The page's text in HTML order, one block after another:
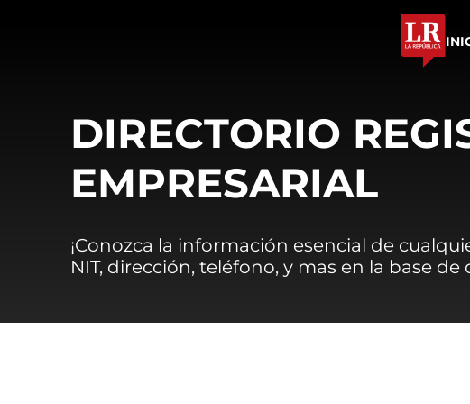
DIRECTORIO
EMPRESARIAL
¡Conozca la información esencial de
NIT, dirección, teléfono, y mas en la base